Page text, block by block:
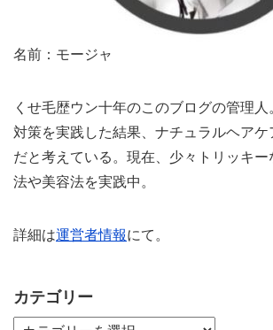
名前：モージャ
くせ毛歴ウン十年のこのブログの管理
対策を実践した結果、ナチュラルヘアケ
だと考えている。現在、少々トリッキ
法や美容法を実践中。
詳細は運営者情報にて。
カテゴリー